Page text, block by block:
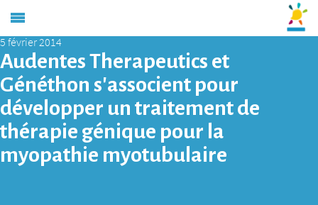
5 février 2014
Audentes Therapeutics et
Généthon s’associent pour
développer un traitement de
thérapie génique pour la
myopathie myotubulaire